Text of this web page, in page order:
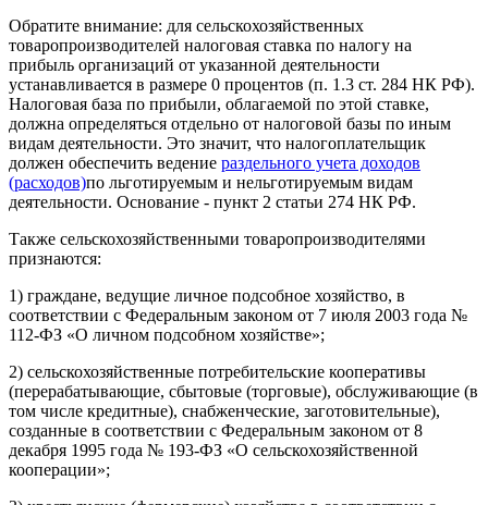
Обратите внимание: для сельскохозяйственных
товаропроизводителей налоговая ставка по налогу на
прибыль организаций от указанной деятельности
устанавливается в размере 0 процентов (п. 1.3 ст. 284 НК РФ).
Налоговая база по прибыли, облагаемой по этой ставке,
должна определяться отдельно от налоговой базы по иным
видам деятельности. Это значит, что налогоплательщик
должен обеспечить ведение раздельного учета доходов
(расходов)по льготируемым и нельготируемым видам
деятельности. Основание - пункт 2 статьи 274 НК РФ.
Также сельскохозяйственными товаропроизводителями
признаются:
1) граждане, ведущие личное подсобное хозяйство, в
соответствии с Федеральным законом от 7 июля 2003 года №
112-ФЗ «О личном подсобном хозяйстве»;
2) сельскохозяйственные потребительские кооперативы
(перерабатывающие, сбытовые (торговые), обслуживающие (в
том числе кредитные), снабженческие, заготовительные),
созданные в соответствии с Федеральным законом от 8
декабря 1995 года № 193-ФЗ «О сельскохозяйственной
кооперации»;